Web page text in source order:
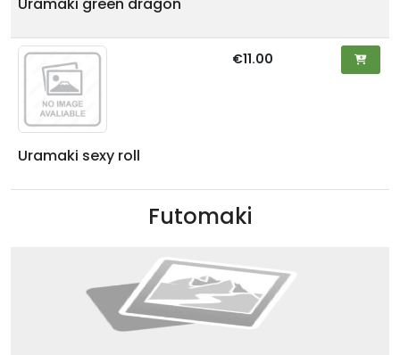
Uramaki sexy roll
€11.00
Futomaki